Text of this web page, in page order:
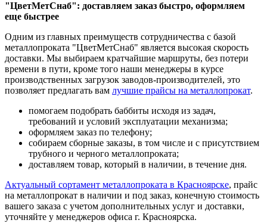
"ЦветМетСнаб": доставляем заказ быстро, оформляем
еще быстрее
Одним из главных преимуществ сотрудничества с базой
металлопроката "ЦветМетСнаб" является высокая скорость
доставки. Мы выбираем кратчайшие маршруты, без потери
времени в пути, кроме того наши менеджеры в курсе
производственных загрузок заводов-производителей, это
позволяет предлагать вам лучшие прайсы на металлопрокат.
помогаем подобрать баббиты исходя из задач,
требований и условий эксплуатации механизма;
оформляем заказ по телефону;
собираем сборные заказы, в том числе и с присутствием
трубного и черного металлопроката;
доставляем товар, который в наличии, в течение дня.
Актуальный сортамент металлопроката в Красноярске, прайс
на металлопрокат в наличии и под заказ, конечную стоимость
вашего заказа с учетом дополнительных услуг и доставки,
уточняйте у менеджеров офиса г. Красноярска.